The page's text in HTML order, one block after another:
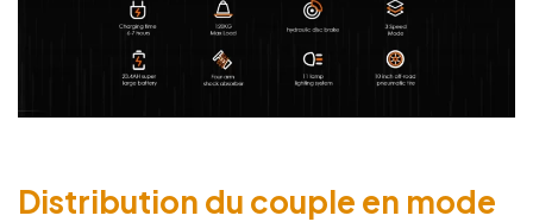
Distribution du couple en mode